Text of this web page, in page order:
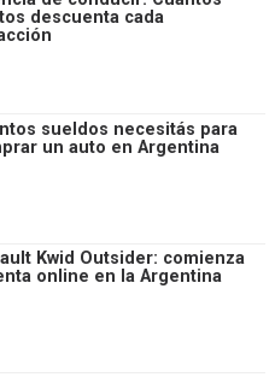
descuenta cada
sueldos necesitás para
un auto en Argentina
Kwid Outsider: comienza
online en la Argentina